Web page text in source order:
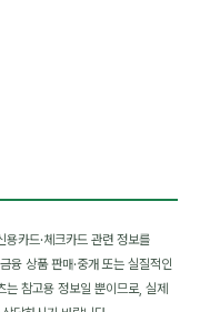
카드·체크카드 관련 정보를
융 상품 판매·중개 또는 실질적인
참고용 정보일 뿐이므로, 실제